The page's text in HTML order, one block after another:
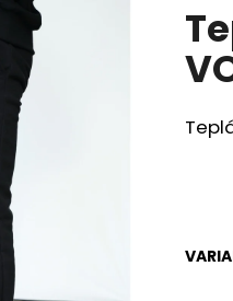
0,0
z
ZAVINOVACIE